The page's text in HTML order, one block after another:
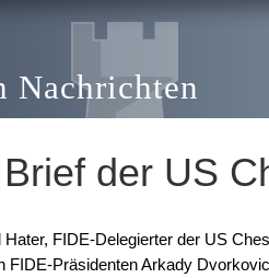
Nachrichten
der US
Hater, FIDE-Delegierter der US
FIDE-Präsidenten Arkady